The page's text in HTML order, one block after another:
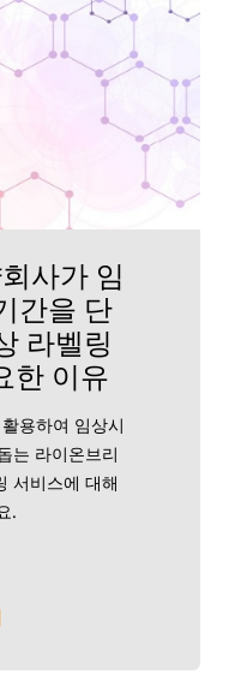
사가 임
간을 단
라벨링
한 이유
용하여 임상시
는 라이온브리
서비스에 대해
.